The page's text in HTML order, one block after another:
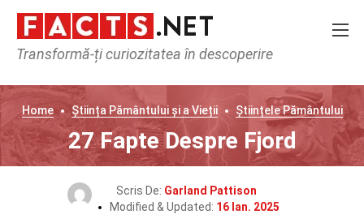
Transformă-ți curiozitatea în descoperire
Home Știința Pământului și a Vieții Științele Pământului
27 Fapte Despre Fjord
Scris De: Garland Pattison
Modified & Updated: 16 Ian. 2025